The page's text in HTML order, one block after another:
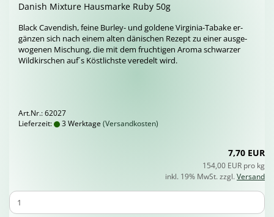
Da­nish Mix­tu­re Haus­mar­ke Ruby 50g
Black Ca­ven­dish, feine Burley-​ und gol­de­ne Virginia-​Tabake er­
gän­zen sich nach einem alten dä­ni­schen Re­zept zu einer aus­ge­
wo­ge­nen Mi­schung, die mit dem fruch­ti­gen Aroma schwar­zer
Wild­kir­schen auf´s Köst­lichs­te ver­edelt wird.
Art.Nr.: 62027
Lieferzeit:
3 Werktage (Versandkosten)
7,70 EUR
154,00 EUR pro kg
inkl. 19% MwSt. zzgl.Versand